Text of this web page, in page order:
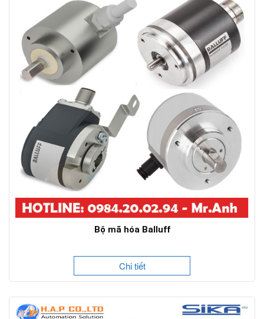
Bộ mã hóa Balluff
Chi tiết